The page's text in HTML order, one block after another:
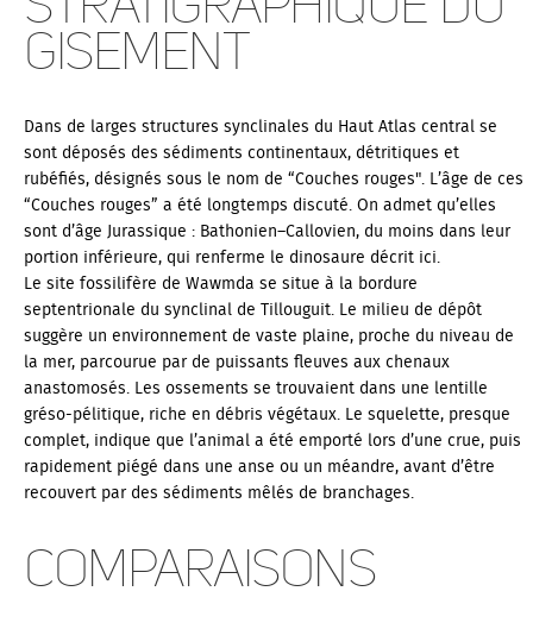
gisement
Dans de larges structures synclinales du Haut Atlas central se
sont déposés des sédiments continentaux, détritiques et
rubéfiés, désignés sous le nom de “Couches rouges". L’âge de ces
“Couches rouges” a été longtemps discuté. On admet qu’elles
sont d’âge Jurassique : Bathonien–Callovien, du moins dans leur
portion inférieure, qui renferme le dinosaure décrit ici.
Le site fossilifère de Wawmda se situe à la bordure
septentrionale du synclinal de Tillouguit. Le milieu de dépôt
suggère un environnement de vaste plaine, proche du niveau de
la mer, parcourue par de puissants fleuves aux chenaux
anastomosés. Les ossements se trouvaient dans une lentille
gréso-pélitique, riche en débris végétaux. Le squelette, presque
complet, indique que l’animal a été emporté lors d’une crue, puis
rapidement piégé dans une anse ou un méandre, avant d’être
recouvert par des sédiments mêlés de branchages.
Comparaisons